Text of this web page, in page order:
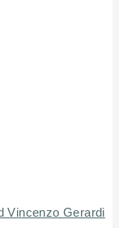
Vincenzo Gerardi